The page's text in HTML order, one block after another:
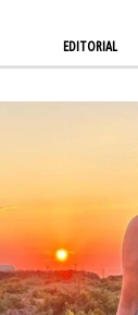
EDITORIAL